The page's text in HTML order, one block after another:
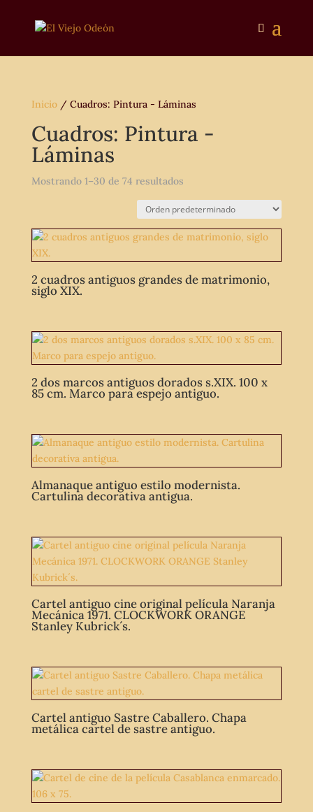
Inicio/ Cuadros: Pintura - Láminas
Cuadros: Pintura -
Láminas
Mostrando 1–30 de 74 resultados
2 cuadros antiguos grandes de matrimonio,
siglo XIX.
2 dos marcos antiguos dorados s.XIX. 100 x
85 cm. Marco para espejo antiguo.
Almanaque antiguo estilo modernista.
Cartulina decorativa antigua.
Cartel antiguo cine original película Naranja
Mecánica 1971. CLOCKWORK ORANGE
Stanley Kubrick´s.
Cartel antiguo Sastre Caballero. Chapa
metálica cartel de sastre antiguo.